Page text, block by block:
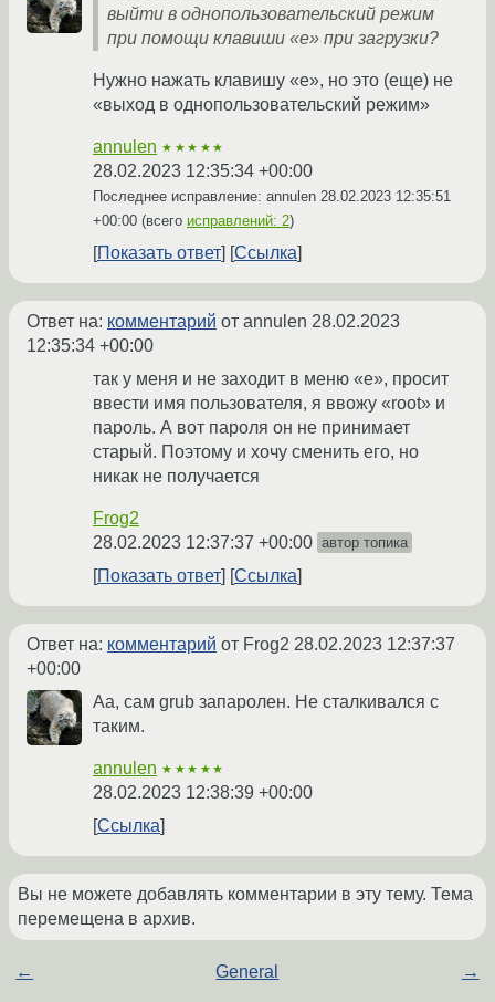
выйти в однопользовательский режим
при помощи клавиши «e» при загрузки?
Нужно нажать клавишу «е», но это (еще) не
«выход в однопользовательский режим»
annulen ★★★★★
28.02.2023 12:35:34 +00:00
Последнее исправление: annulen 28.02.2023 12:35:51
+00:00 (всего исправлений: 2)
Показать ответ Ссылка
Ответ на: комментарий от annulen 28.02.2023
12:35:34 +00:00
так у меня и не заходит в меню «e», просит
ввести имя пользователя, я ввожу «root» и
пароль. А вот пароля он не принимает
старый. Поэтому и хочу сменить его, но
никак не получается
Frog2
28.02.2023 12:37:37 +00:00 автор топика
Показать ответ Ссылка
Ответ на: комментарий от Frog2 28.02.2023 12:37:37
+00:00
Аа, сам grub запаролен. Не сталкивался с
таким.
annulen ★★★★★
28.02.2023 12:38:39 +00:00
Ссылка
Вы не можете добавлять комментарии в эту тему. Тема
перемещена в архив.
← General →